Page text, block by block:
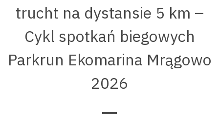
trucht na dystansie 5 km –
Cykl spotkań biegowych
Parkrun Ekomarina Mrągowo
2026